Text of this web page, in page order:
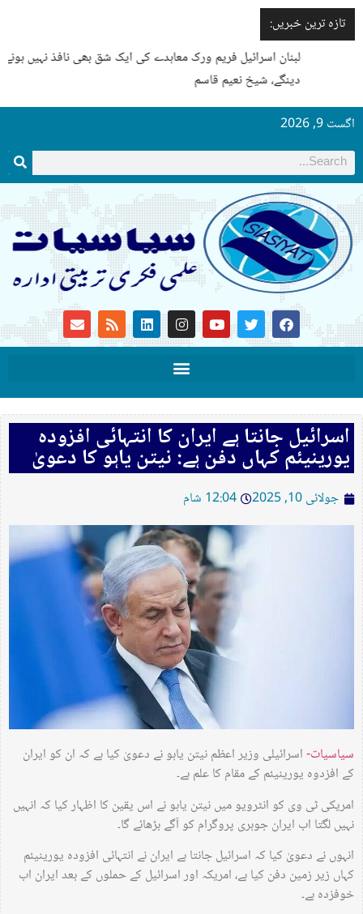
تازہ ترین خبریں:
لبنان اسرائیل فریم ورک معاہدے کی ایک شق بھی نافذ نہیں ہونے
دینگے، شیخ نعیم قاسم
اگست 9, 2026
اسرائیل جانتا ہے ایران کا انتہائی افزودہ
یورینیئم کہاں دفن ہے: نیتن یاہو کا دعویٰ
جولائی 10, 2025 12:04 شام
سیاسیات-اسرائیلی وزیر اعظم نیتن یاہو نے دعویٰ کیا ہے کہ ان کو ایران
کے افزدوہ یورینیئم کے مقام کا علم ہے۔
امریکی ٹی وی کو انٹرویو میں نیتن یاہو نے اس یقین کا اظہار کیا کہ انہیں
نہیں لگتا اب ایران جوہری پروگرام کو آگے بڑھائے گا۔
انہوں نے دعویٰ کیا کہ اسرائیل جانتا ہے ایران نے انتہائی افزودہ یورینیئم
کہاں زیر زمین دفن کیا ہے، امریکہ اور اسرائیل کے حملوں کے بعد ایران اب
خوفزدہ ہے۔